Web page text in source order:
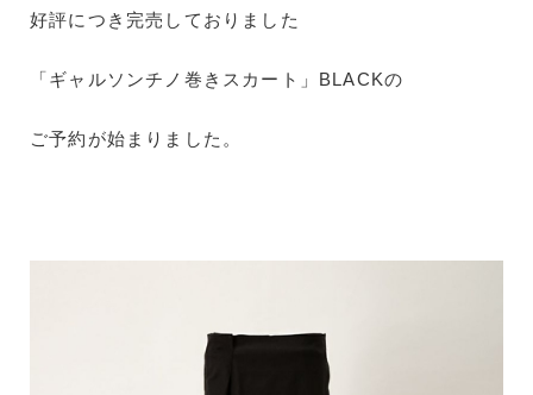
好評につき完売しておりました
「ギャルソンチノ巻きスカート」BLACKの
ご予約が始まりました。